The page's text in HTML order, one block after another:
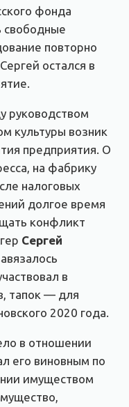
фонда
свободные
повторно
остался в
руководством
культуры возник
предприятия. О
на фабрику
налоговых
долгое время
конфликт
Сергей
в
тапок — для
2020 года.
в отношении
его виновным по
имуществом